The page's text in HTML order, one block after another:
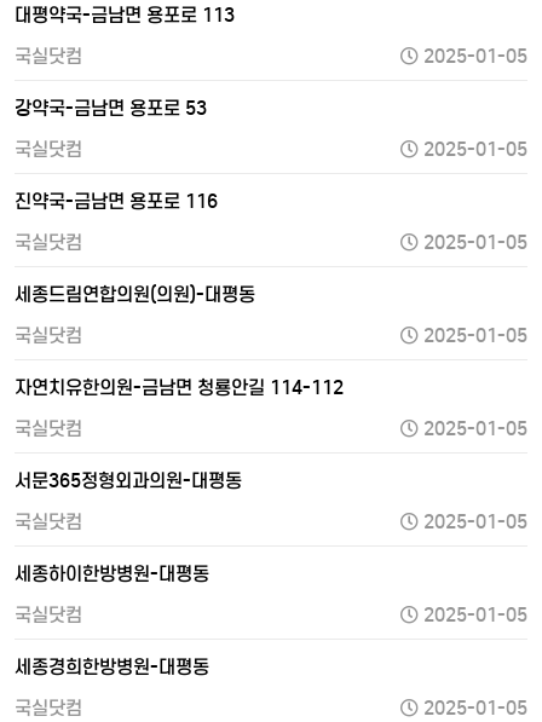
대평약국-금남면 용포로 113
국실닷컴
2025-01-05
강약국-금남면 용포로 53
국실닷컴
2025-01-05
진약국-금남면 용포로 116
국실닷컴
2025-01-05
세종드림연합의원(의원)-대평동
국실닷컴
2025-01-05
자연치유한의원-금남면 청룡안길 114-112
국실닷컴
2025-01-05
서문365정형외과의원-대평동
국실닷컴
2025-01-05
세종하이한방병원-대평동
국실닷컴
2025-01-05
세종경희한방병원-대평동
국실닷컴
2025-01-05